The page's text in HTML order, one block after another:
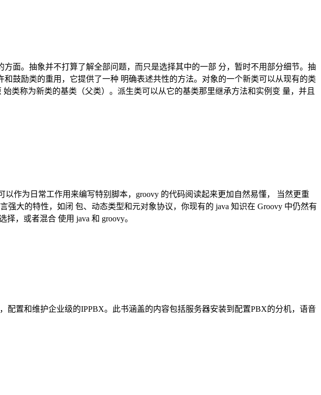
面。抽象并不打算了解全部问题，而只是选择其中的一部 分，暂时不用部分细节。抽
鼓励类的重用，它提供了一种 明确表述共性的方法。对象的一个新类可以从现有的类
类称为新类的基类（父类）。派生类可以从它的基类那里继承方法和实例变 量，并且
作为日常工作用来编写特别脚本，groovy 的代码阅读起来更加自然易懂， 当然更重
强大的特性，如闭 包、动态类型和元对象协议，你现有的 java 知识在 Groovy 中仍然有
，或者混合 使用 java 和 groovy。
配置和维护企业级的IPPBX。此书涵盖的内容包括服务器安装到配置PBX的分机，语音